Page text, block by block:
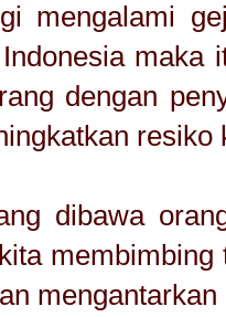
mengalami
maka
dengan
dibawa